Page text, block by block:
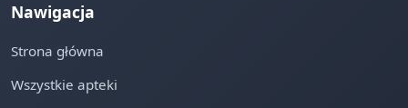
Nawigacja
Strona główna
Wszystkie apteki